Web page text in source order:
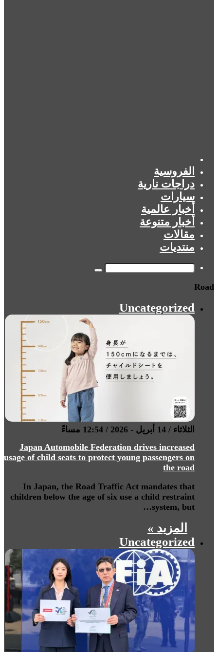
الفروسية
دراجات نارية
سيارات
أخبار عالمية
أخبار متنوعة
مقالات
منتديات
Road
Uncategorized
الثلاثاء / 14 أبريل - 2026 / 12:54 مساءً
Japan Automobile Federation drives increased
usage of child seats to protect young passengers on
the road
In Japan, the Road Traffic Act mandates that
children below the age of six use a child restraint
system, but…
المزيد »
Uncategorized